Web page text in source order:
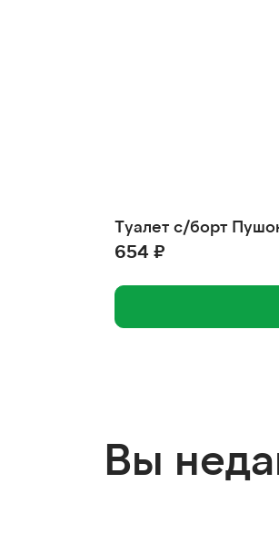
Туалет с/борт
654 ₽
Вы